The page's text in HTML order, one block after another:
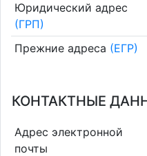
Юридический адрес
(ГРП)
Прежние адреса (ЕГР)
КОНТАКТНЫЕ
Адрес электронной
почты